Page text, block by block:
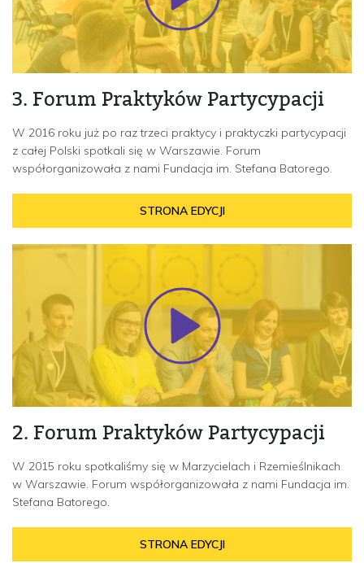
3. Forum Praktyków Partycypacji
W 2016 roku już po raz trzeci praktycy i praktyczki partycypacji
z całej Polski spotkali się w Warszawie. Forum
współorganizowała z nami Fundacja im. Stefana Batorego.
STRONA EDYCJI
2. Forum Praktyków Partycypacji
W 2015 roku spotkaliśmy się w Marzycielach i Rzemieślnikach
w Warszawie. Forum współorganizowała z nami Fundacja im.
Stefana Batorego.
STRONA EDYCJI